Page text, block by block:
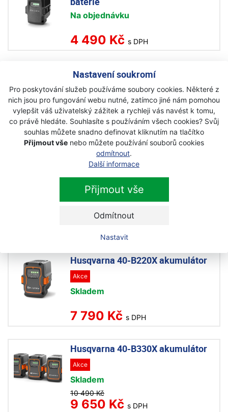
Nastavení soukromí
Pro poskytování služeb používáme soubory cookies. Některé z
nich jsou pro fungování webu nutné, zatímco jiné nám pomohou
vylepšit váš uživatelský zážitek a rychleji vás navést k tomu,
co právě hledáte. Souhlasíte s používáním všech cookies? Svůj
souhlas můžete snadno definovat kliknutím na tlačítko
Přijmout vše nebo můžete používání souborů cookies
odmítnout.
Další informace
Přijmout vše
Odmítnout
Nastavit
Na objednávku
4 490 Kč s DPH
Husqvarna BLi 30 akumulátorová
baterie
Akce
Skladem
7 290 Kč s DPH
Husqvarna 40-B140X akumulátor
Akce
Na objednávku
Husqvarna 40-B220X akumulátor
Akce
Skladem
7 790 Kč s DPH
Husqvarna 40-B330X akumulátor
Akce
Skladem
10 490 Kč
9 650 Kč s DPH